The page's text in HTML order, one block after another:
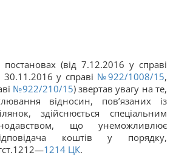
(від 7.12.2016 у справі
30.11.2016 у справі №922/1008/15,
№922/210/15) звертав увагу на те,
відносин, пов’язаних із
здійснюється спеціальним
що унеможливлює
коштів у порядку,
1214 ЦК.